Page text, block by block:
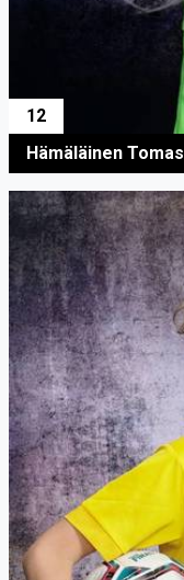
12
Hämäläinen Tomas